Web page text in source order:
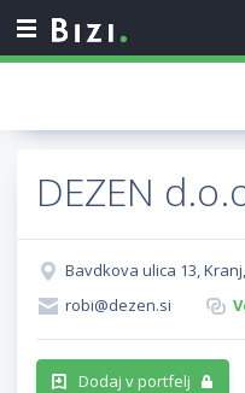
DEZEN
Bavdkova ulica 13,
robi@dezen.si
Dodaj v portfelj